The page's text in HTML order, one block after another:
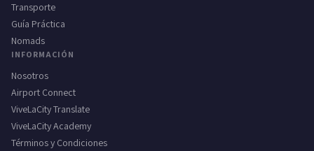
Transporte
Guía Práctica
Nomads
INFORMACIÓN
Nosotros
Airport Connect
ViveLaCity Translate
ViveLaCity Academy
Términos y Condiciones